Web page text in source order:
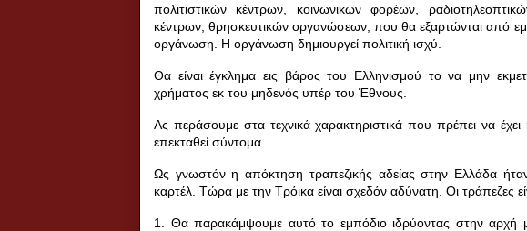
πολιτιστικών κέντρων, κοινωνικών φορέων,
κέντρων, θρησκευτικών οργανώσεων, που θα εξαρτώνται από
οργάνωση. Η οργάνωση δημιουργεί πολιτική ισχύ.
Θα είναι έγκλημα εις βάρος του Ελληνισμού το να μην
χρήματος εκ του μηδενός υπέρ του Έθνους.
Ας περάσουμε στα τεχνικά χαρακτηριστικά που πρέπει να
επεκταθεί σύντομα.
Ως γνωστόν η απόκτηση τραπεζικής αδείας στην Ελλάδα
καρτέλ. Τώρα με την Τρόικα είναι σχεδόν αδύνατη. Οι τράπεζες
1. Θα παρακάμψουμε αυτό το εμπόδιο ιδρύοντας στην αρχή